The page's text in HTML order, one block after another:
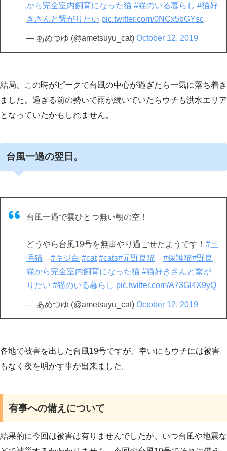
から完全室内飼育になった猫 #猫のいる暮らし #猫好
きさんと繋がりたい pic.twitter.com/0NCx5bGYsc
— あめつゆ (@ametsuyu_cat) October 12, 2019
結局、この時がピークで台風の中心が過ぎたら一気に落ち着き
ました。過ぎる前の勢いで雨が続いていたらウチも洪水エリア
となっていたかもしれません。
台風一過の翌日。
台風一過で雲ひとつ無い朝の空！
どうやら台風19号を無事やり過ごせたようです！ #三
毛猫
#キジ白 #cat #cats#元野良猫 #保護猫#野良
猫から完全室内飼育になった猫 #猫好きさんと繋が
りたい #猫のいる暮らし pic.twitter.com/A73Gl4X9yQ
— あめつゆ (@ametsuyu_cat) October 12, 2019
各地で被害を出した台風19号ですが、幸いにもウチには被害
もなく夜を明かす事が出来ました。
有事への備えについて
結果的に今回は被害は有りませんでしたが、いつ台風や地震な